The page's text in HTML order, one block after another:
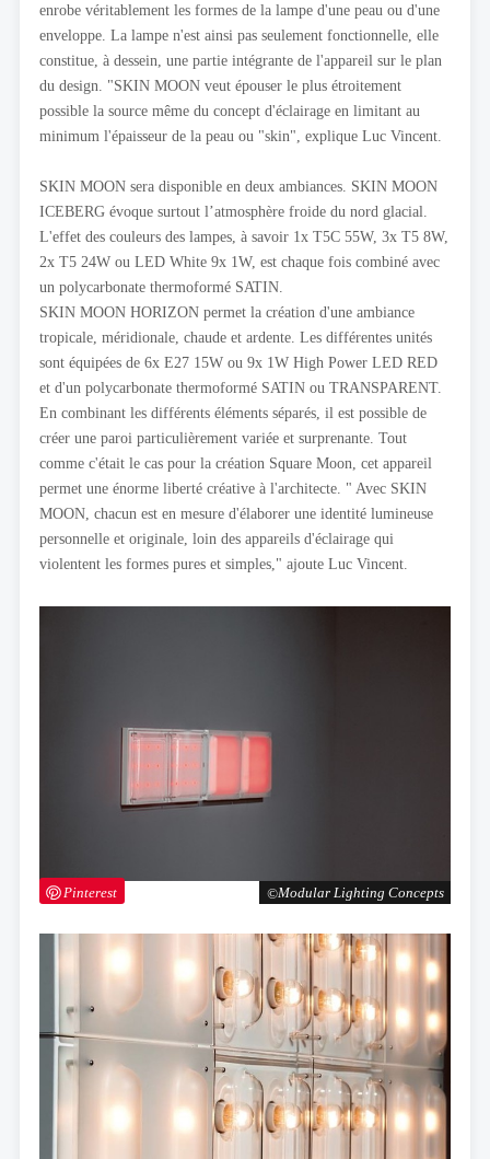
Modular Lighting Concepts
Pinterest
enrobe véritablement les formes de la lampe d'une peau ou d'une
enveloppe. La lampe n'est ainsi pas seulement fonctionnelle, elle
constitue, à dessein, une partie intégrante de l'appareil sur le plan
du design. "SKIN MOON veut épouser le plus étroitement
possible la source même du concept d'éclairage en limitant au
minimum l'épaisseur de la peau ou "skin", explique Luc Vincent.
SKIN MOON sera disponible en deux ambiances. SKIN MOON
ICEBERG évoque surtout l’atmosphère froide du nord glacial.
L'effet des couleurs des lampes, à savoir 1x T5C 55W, 3x T5 8W,
2x T5 24W ou LED White 9x 1W, est chaque fois combiné avec
un polycarbonate thermoformé SATIN.
SKIN MOON HORIZON permet la création d'une ambiance
tropicale, méridionale, chaude et ardente. Les différentes unités
sont équipées de 6x E27 15W ou 9x 1W High Power LED RED
et d'un polycarbonate thermoformé SATIN ou TRANSPARENT.
En combinant les différents éléments séparés, il est possible de
créer une paroi particulièrement variée et surprenante. Tout
comme c'était le cas pour la création Square Moon, cet appareil
permet une énorme liberté créative à l'architecte. " Avec SKIN
MOON, chacun est en mesure d'élaborer une identité lumineuse
personnelle et originale, loin des appareils d'éclairage qui
violentent les formes pures et simples," ajoute Luc Vincent.